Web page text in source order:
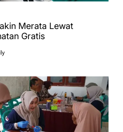
Merata Lewat
Gratis